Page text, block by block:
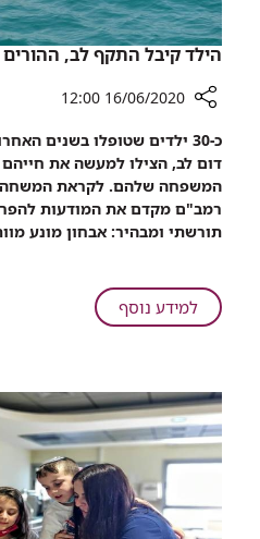
הילד קיבל התקף לב, ההורים
שיתוף
הילד
קיבל
התקף
לב,
ניצלו
16/06/2020 12:00
כ-30 ילדים שטופלו בשנים
דום לב, הצילו למעשה את
המשפחה שלהם. לקראת המשחה
רמב"ם מקדם את המודעות
תורשתי ומבהיר: אבחון מונע
למידע נוסףעל
הילד
לב,
ההורים
ניצלו